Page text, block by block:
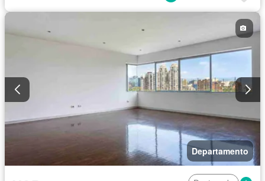
Departamento